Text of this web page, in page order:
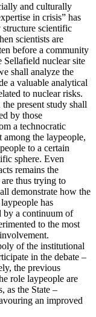
and culturally
in crisis” has
structure scientific
scientists are
before a community
Sellafield nuclear site
shall analyze the
a valuable analytical
to nuclear risks.
present study shall
by those
a technocratic
the laypeople,
to a certain
sphere. Even
remains the
thus trying to
demonstrate how the
has
by a continuum of
to the most
of the institutional
in the debate –
the previous
role laypeople are
as the State –
an improved